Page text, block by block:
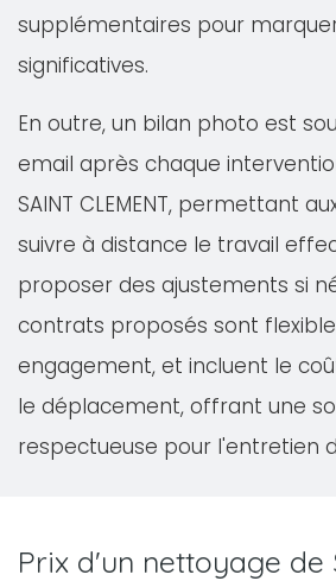
supplémentaires pour
significatives.
En outre, un bilan photo est
email après chaque
SAINT CLEMENT, permettant
suivre à distance le travail
proposer des ajustements si
contrats proposés sont
engagement, et incluent le
le déplacement, offrant une
respectueuse pour l'entretien
Prix d'un nettoyage de